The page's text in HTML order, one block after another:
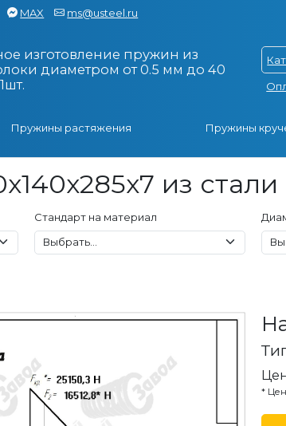
MAX ms@usteel.ru
изготовление пружин из
диаметром от 0.5 мм до 40
Пружины растяжения Пружины
из
Стандарт на материал
*